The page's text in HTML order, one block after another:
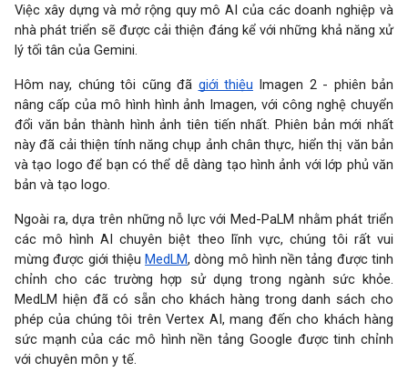
Việc xây dựng và mở rộng quy mô AI của các doanh nghiệp và
nhà phát triển sẽ được cải thiện đáng kể với những khả năng xử
lý tối tân của Gemini.
Hôm nay, chúng tôi cũng đã giới thiệu Imagen 2 - phiên bản
nâng cấp của mô hình hình ảnh Imagen, với công nghệ chuyển
đổi văn bản thành hình ảnh tiên tiến nhất. Phiên bản mới nhất
này đã cải thiện tính năng chụp ảnh chân thực, hiển thị văn bản
và tạo logo để bạn có thể dễ dàng tạo hình ảnh với lớp phủ văn
bản và tạo logo.
Ngoài ra, dựa trên những nỗ lực với Med-PaLM nhằm phát triển
các mô hình AI chuyên biệt theo lĩnh vực, chúng tôi rất vui
mừng được giới thiệu MedLM, dòng mô hình nền tảng được tinh
chỉnh cho các trường hợp sử dụng trong ngành sức khỏe.
MedLM hiện đã có sẵn cho khách hàng trong danh sách cho
phép của chúng tôi trên Vertex AI, mang đến cho khách hàng
sức mạnh của các mô hình nền tảng Google được tinh chỉnh
với chuyên môn y tế.